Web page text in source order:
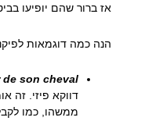
אז ברור שהם יופיעו
הנה כמה דוגמאות
de son cheval
דווקא פיזי. זה
ממשהו, כמו